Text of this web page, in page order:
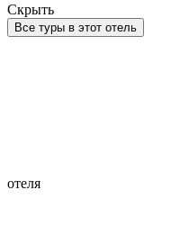
Скрыть
Все туры в этот отель
отеля